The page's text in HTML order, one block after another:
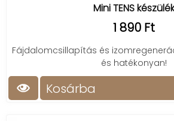
Mini TENS készülék
1 890 Ft
Fájdalomcsillapítás és
és hatékonyan!
Kosárba